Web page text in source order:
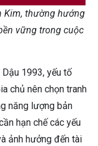
Kim, thường hướng
vững trong cuộc
Dậu 1993, yếu tố
chủ nên chọn tranh
năng lượng bản
hạn chế các yếu
ảnh hưởng đến tài